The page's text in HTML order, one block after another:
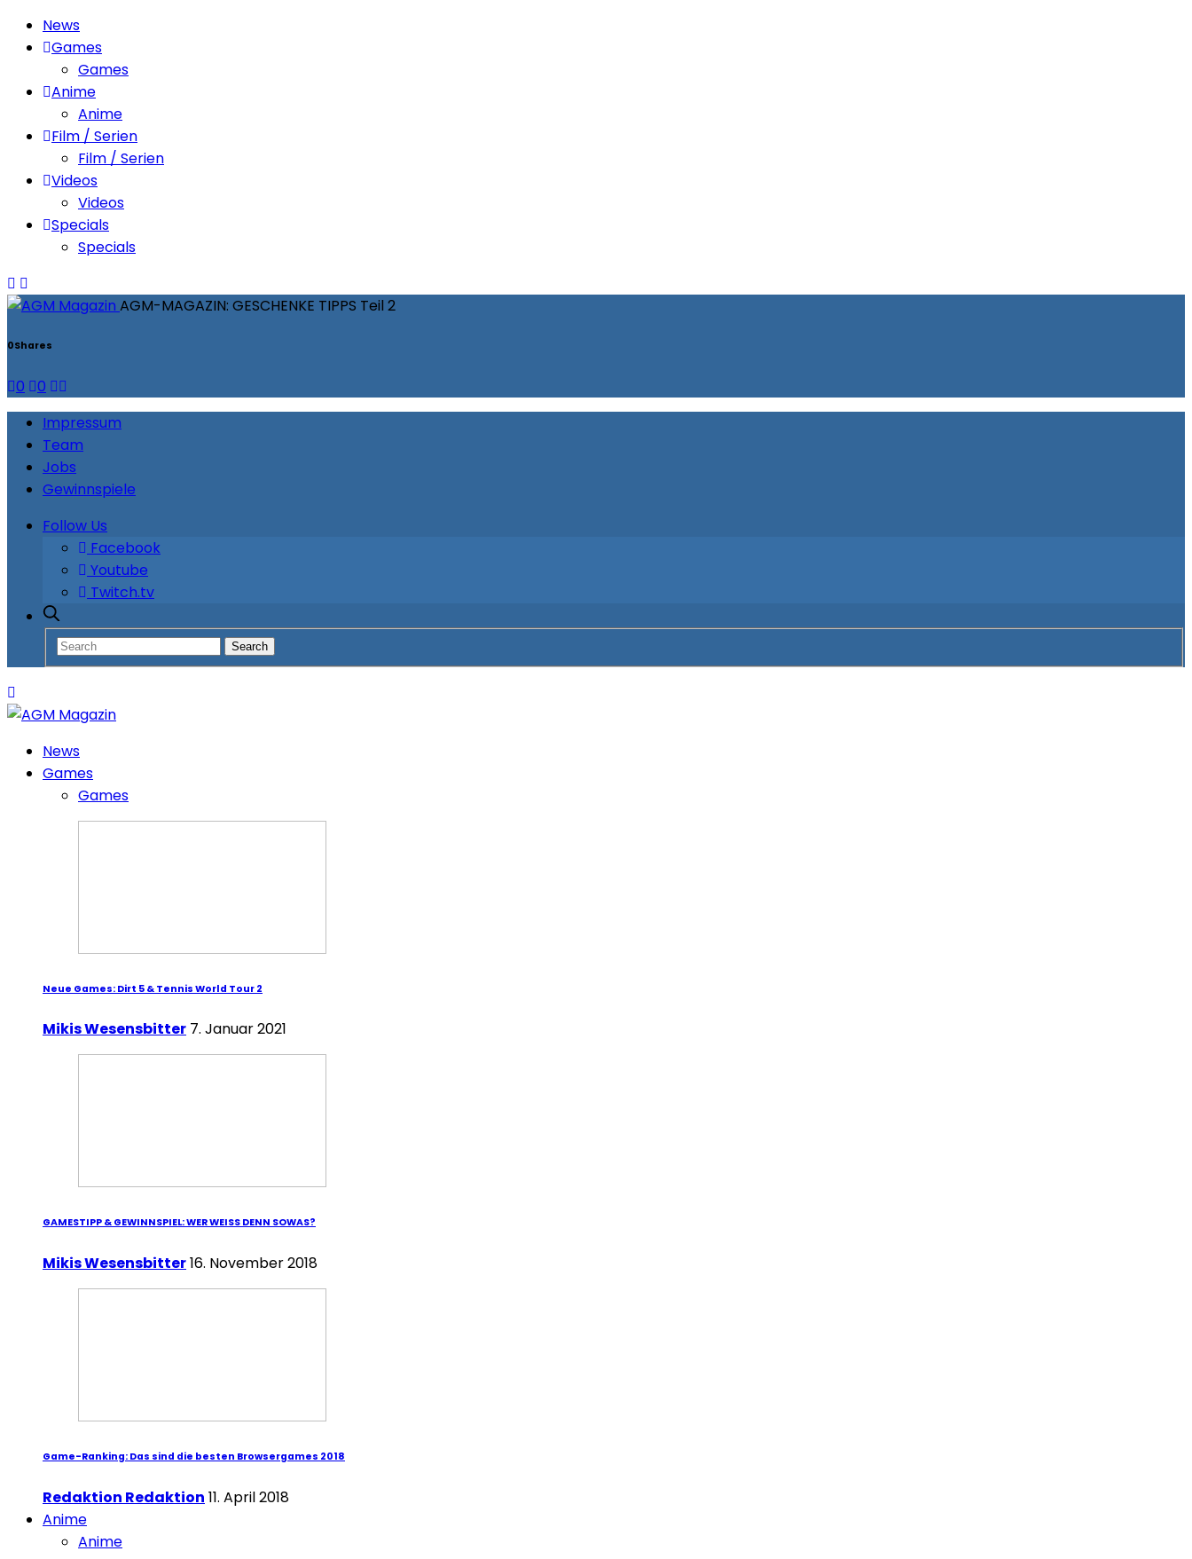
News
Games
Games
Anime
Anime
Film / Serien
Film / Serien
Videos
Videos
Specials
Specials
AGM-MAGAZIN: GESCHENKE TIPPS Teil 2
0Shares
0
0
Impressum
Team
Jobs
Gewinnspiele
Follow Us
Facebook
Youtube
Twitch.tv
News
Games
Games
Neue Games: Dirt 5 & Tennis World Tour 2
Mikis Wesensbitter 7. Januar 2021
GAMESTIPP & GEWINNSPIEL: WER WEISS DENN SOWAS?
Mikis Wesensbitter16. November 2018
Game-Ranking: Das sind die besten Browsergames 2018
Redaktion Redaktion 11. April 2018
Anime
Anime